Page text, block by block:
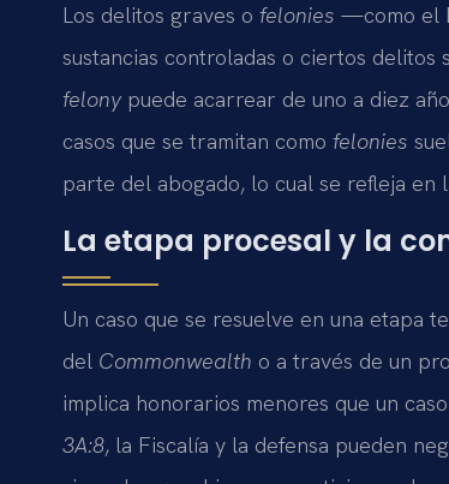
Los delitos graves o felonies —como el
sustancias controladas o ciertos
felony puede acarrear de uno a diez
casos que se tramitan como felonies
parte del abogado, lo cual se refleja en
La etapa procesal y la
Un caso que se resuelve en una etapa
del Commonwealth o a través de un
implica honorarios menores que un
3A:8, la Fiscalía y la defensa pueden